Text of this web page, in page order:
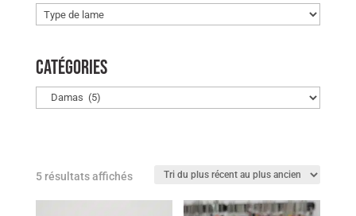
Catégories
5 résultats affichésTrié
du